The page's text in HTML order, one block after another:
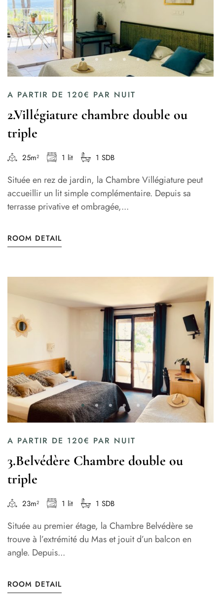
A PARTIR DE 120€ PAR NUIT
2.Villégiature chambre double ou
triple
25m² 1 lit 1 SDB
Située en rez de jardin, la Chambre Villégiature peut
accueillir un lit simple complémentaire. Depuis sa
terrasse privative et ombragée,...
ROOM DETAIL
A PARTIR DE 120€ PAR NUIT
3.Belvédère Chambre double ou
triple
23m² 1 lit 1 SDB
Située au premier étage, la Chambre Belvédère se
trouve à l’extrémité du Mas et jouit d’un balcon en
angle. Depuis...
ROOM DETAIL